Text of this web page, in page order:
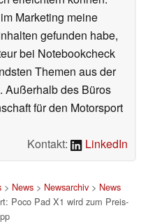
Marketing meine
gefunden habe,
bei Notebookcheck
Themen aus der
Außerhalb des Büros
für den Motorsport
Kontakt:
LinkedIn
> News> Newsarchiv> News
Poco Pad X1 wird zum Preis-